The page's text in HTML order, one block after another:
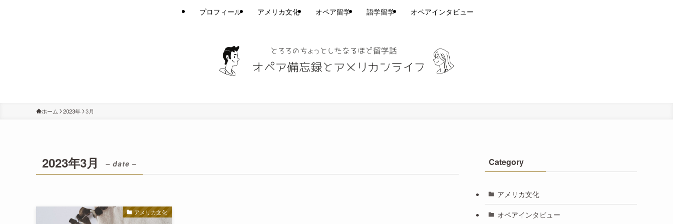
プロフィール アメリカ文化 オペア留学 語学留学 オペアインタビュー
ホーム 2023年 3月
2023年3月 – date –
アメリカ文化
Category
アメリカ文化
オペアインタビュー